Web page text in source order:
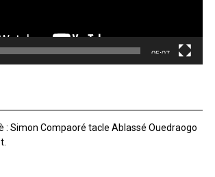
05:07
: Simon Compaoré tacle Ablassé Ouedraogo